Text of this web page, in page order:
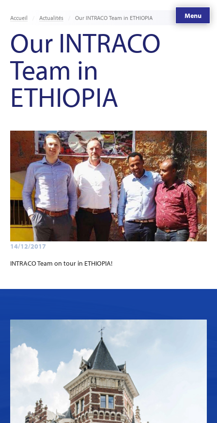
Menu
Accueil Actualités Our INTRACO Team in ETHIOPIA
Our INTRACO
Team in
ETHIOPIA
14/12/2017
INTRACO Team on tour in ETHIOPIA!